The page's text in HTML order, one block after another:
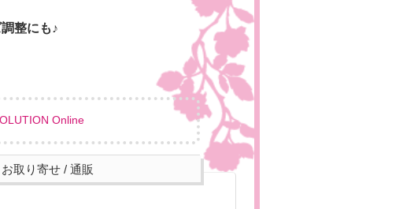
整にも♪
Online
取り寄せ / 通販